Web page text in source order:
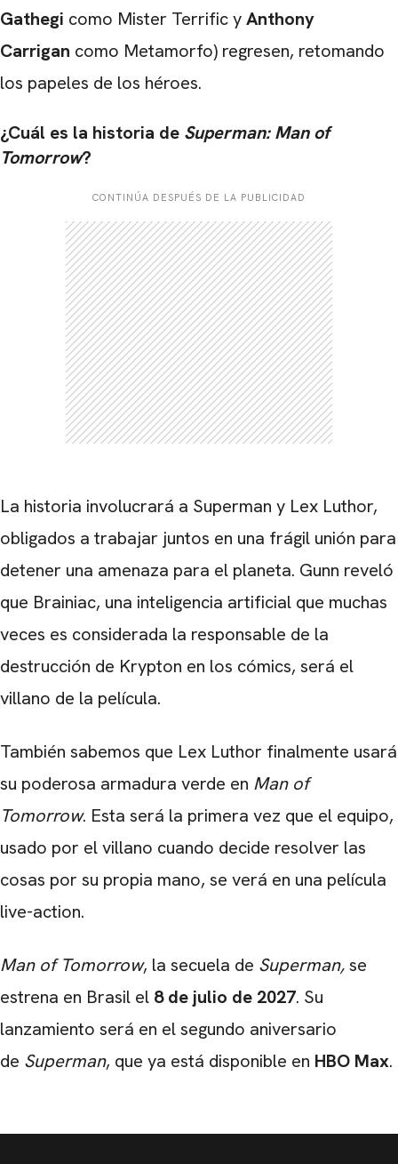
Gathegi como Mister Terrific yAnthony
Carrigan como Metamorfo) regresen, retomando
los papeles de los héroes.
¿Cuál es la historia de Superman: Man of
Tomorrow?
CONTINÚA DESPUÉS DE LA PUBLICIDAD
La historia involucrará a Superman y Lex Luthor,
obligados a trabajar juntos en una frágil unión para
detener una amenaza para el planeta. Gunn reveló
que Brainiac, una inteligencia artificial que muchas
veces es considerada la responsable de la
destrucción de Krypton en los cómics, será el
villano de la película.
También sabemos que Lex Luthor finalmente usará
su poderosa armadura verde en Man of
Tomorrow. Esta será la primera vez que el equipo,
usado por el villano cuando decide resolver las
cosas por su propia mano, se verá en una película
live-action.
Man of Tomorrow, la secuela de Superman,se
estrena en Brasil el 8 de julio de 2027. Su
lanzamiento será en el segundo aniversario
de Superman, que ya está disponible en HBO Max.